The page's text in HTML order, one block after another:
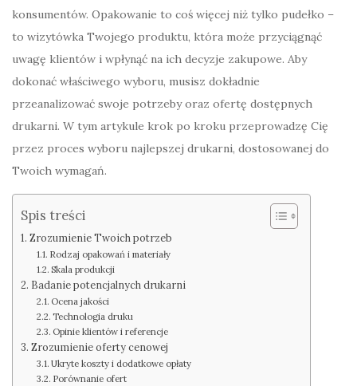
konsumentów. Opakowanie to coś więcej niż tylko pudełko –
to wizytówka Twojego produktu, która może przyciągnąć
uwagę klientów i wpłynąć na ich decyzje zakupowe. Aby
dokonać właściwego wyboru, musisz dokładnie
przeanalizować swoje potrzeby oraz ofertę dostępnych
drukarni. W tym artykule krok po kroku przeprowadzę Cię
przez proces wyboru najlepszej drukarni, dostosowanej do
Twoich wymagań.
Spis treści
Zrozumienie Twoich potrzeb
Rodzaj opakowań i materiały
Skala produkcji
Badanie potencjalnych drukarni
Ocena jakości
Technologia druku
Opinie klientów i referencje
Zrozumienie oferty cenowej
Ukryte koszty i dodatkowe opłaty
Porównanie ofert